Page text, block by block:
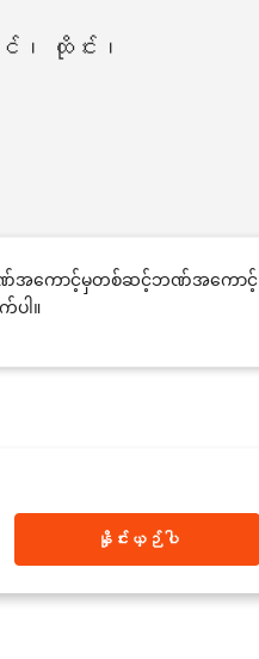
၊ ထိုင်း၊
သည်ဘဏ်အကောင့်မှတစ်ဆင့်ဘဏ်အကောင့်
ပါ။
နှိုင်းယှဉ်ပါ